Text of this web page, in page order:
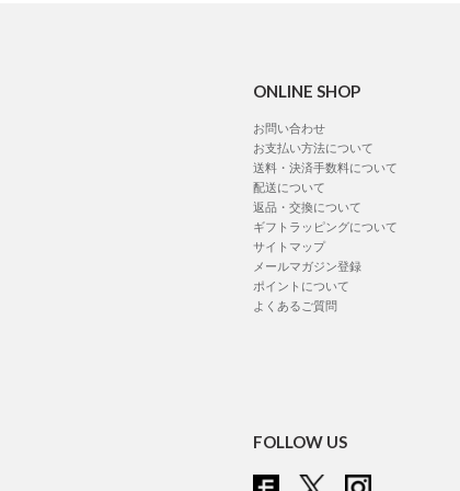
ONLINE SHOP
お問い合わせ
お支払い方法について
送料・決済手数料について
配送について
返品・交換について
ギフトラッピングについて
サイトマップ
メールマガジン登録
ポイントについて
よくあるご質問
FOLLOW US